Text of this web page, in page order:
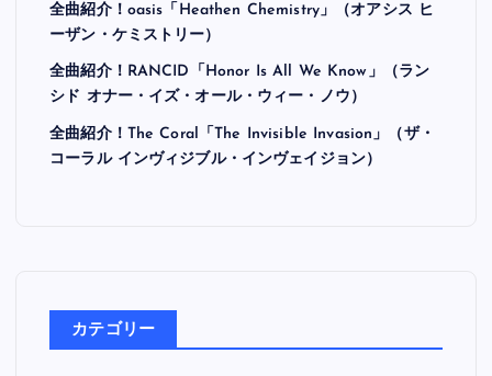
全曲紹介！oasis「Heathen Chemistry」（オアシス ヒ
ーザン・ケミストリー）
全曲紹介！RANCID「Honor Is All We Know」（ラン
シド オナー・イズ・オール・ウィー・ノウ）
全曲紹介！The Coral「The Invisible Invasion」（ザ・
コーラル インヴィジブル・インヴェイジョン）
カテゴリー